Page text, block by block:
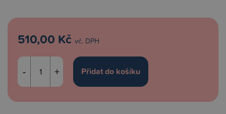
510,00 Kč vč. DPH
- +